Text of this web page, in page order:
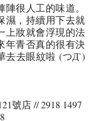
很人工的味道。
濕，持續用下去就
上妝就會浮現的法
年青否真的很有決
去去眼紋啦 (つД`)
號店 // 2918 1497